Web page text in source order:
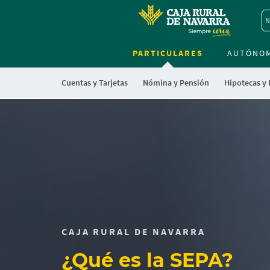
PARTICULARES
Cuentas y Tarjetas Nómina y Pensión Hipotecas y
CAJA RURAL DE NAVARRA
¿Qué es la SEPA?